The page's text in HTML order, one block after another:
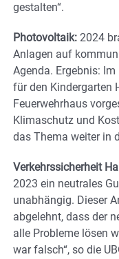
gestalten“.
Photovoltaik: 2024
Anlagen auf
Agenda. Ergebnis:
für den Kindergarten
Feuerwehrhaus
Klimaschutz und
das Thema weiter in
Verkehrssicherheit
2023 ein neutrales
unabhängig. Dieser
abgelehnt, dass der
alle Probleme lösen
war falsch“, so die